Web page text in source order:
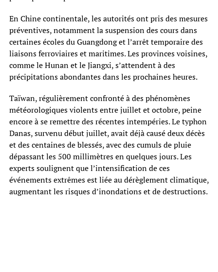
En Chine continentale, les autorités ont pris des mesures
préventives, notamment la suspension des cours dans
certaines écoles du Guangdong et l’arrêt temporaire des
liaisons ferroviaires et maritimes. Les provinces voisines,
comme le Hunan et le Jiangxi, s’attendent à des
précipitations abondantes dans les prochaines heures.
Taïwan, régulièrement confronté à des phénomènes
météorologiques violents entre juillet et octobre, peine
encore à se remettre des récentes intempéries. Le typhon
Danas, survenu début juillet, avait déjà causé deux décès
et des centaines de blessés, avec des cumuls de pluie
dépassant les 500 millimètres en quelques jours. Les
experts soulignent que l’intensification de ces
événements extrêmes est liée au dérèglement climatique,
augmentant les risques d’inondations et de destructions.